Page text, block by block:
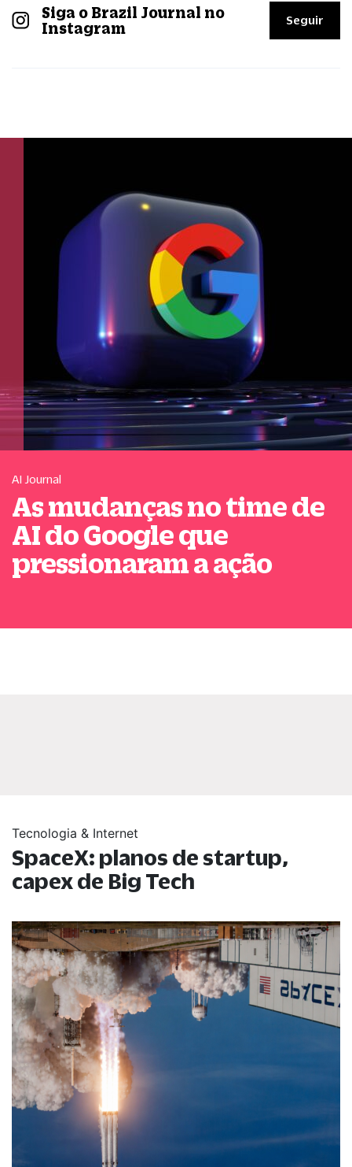
Siga o Brazil Journal no
Instagram
Seguir
AI Journal
As mudanças no time de
AI do Google que
pressionaram a ação
Tecnologia & Internet
SpaceX: planos de startup,
capex de Big Tech